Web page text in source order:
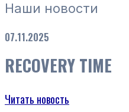
Наши новости
07.11.2025
RECOVERY TIME
Читать новость